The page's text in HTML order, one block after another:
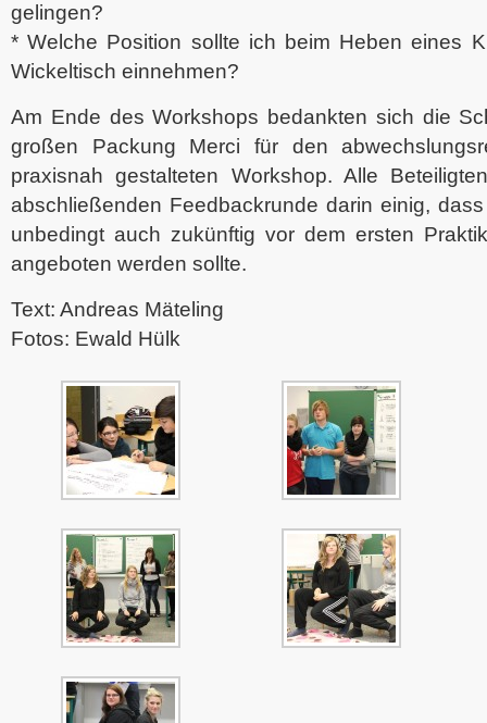
gelingen?
* Welche Position sollte ich beim Heben eines
Wickeltisch einnehmen?
Am Ende des Workshops bedankten sich die
großen Packung Merci für den
praxisnah gestalteten Workshop. Alle
abschließenden Feedbackrunde darin einig,
unbedingt auch zukünftig vor dem ersten
angeboten werden sollte.
Text: Andreas Mäteling
Fotos: Ewald Hülk